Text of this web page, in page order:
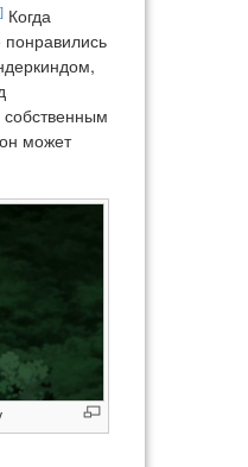
Когда
собственным
может